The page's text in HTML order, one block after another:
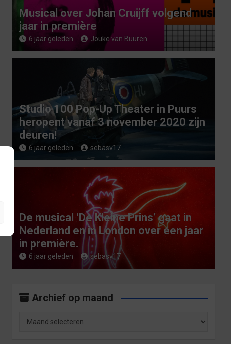
Musical over Johan Cruijff volgend
jaar in première
6 jaar geleden Jouke van Buuren
Studio 100 Pop-Up Theater in Puurs
heropent vanaf 3 november 2020 zijn
deuren!
6 jaar geleden sebasv17
De musical ‘De Kleine Prins’ gaat in
Nederland en in London over een jaar
in première.
6 jaar geleden sebasv17
Archief op maand